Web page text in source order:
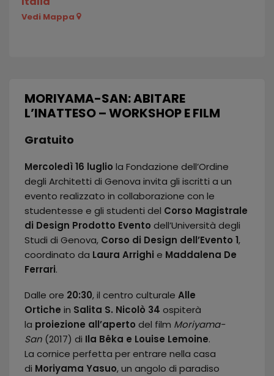
Vedi Mappa
MORIYAMA-SAN: ABITARE
L’INATTESO – WORKSHOP E FILM
Gratuito
Mercoledì 16 luglio la Fondazione dell’Ordine
degli Architetti di Genova invita gli iscritti a un
evento realizzato in collaborazione con le
studentesse e gli studenti del Corso Magistrale
di Design Prodotto Evento dell’Università degli
Studi di Genova, Corso di Design dell’Evento 1,
coordinato da Laura Arrighi e Maddalena De
Ferrari.
Dalle ore 20:30, il centro culturale Alle
Ortiche in Salita S. Nicolò 34 ospiterà
la proiezione all’aperto del film Moriyama-
San (2017) di Ila Bêka e Louise Lemoine.
La cornice perfetta per entrare nella casa
di Moriyama Yasuo, un angolo di paradiso